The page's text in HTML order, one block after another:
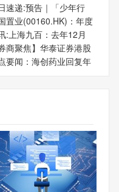
速递:预告｜「少年行
置业(00160.HK)：年度
:上海九百：去年12月
商聚焦】华泰证券港股
要闻：海创药业回复年